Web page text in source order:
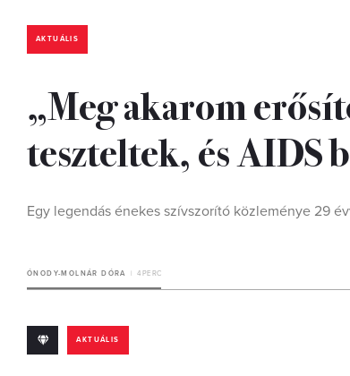
AKTUÁLIS
„Meg akarom
teszteltek, és AIDS
Egy legendás énekes szívszorító közleménye 29
ÓNODY-MOLNÁR DÓRA 4 PERC
AKTUÁLIS